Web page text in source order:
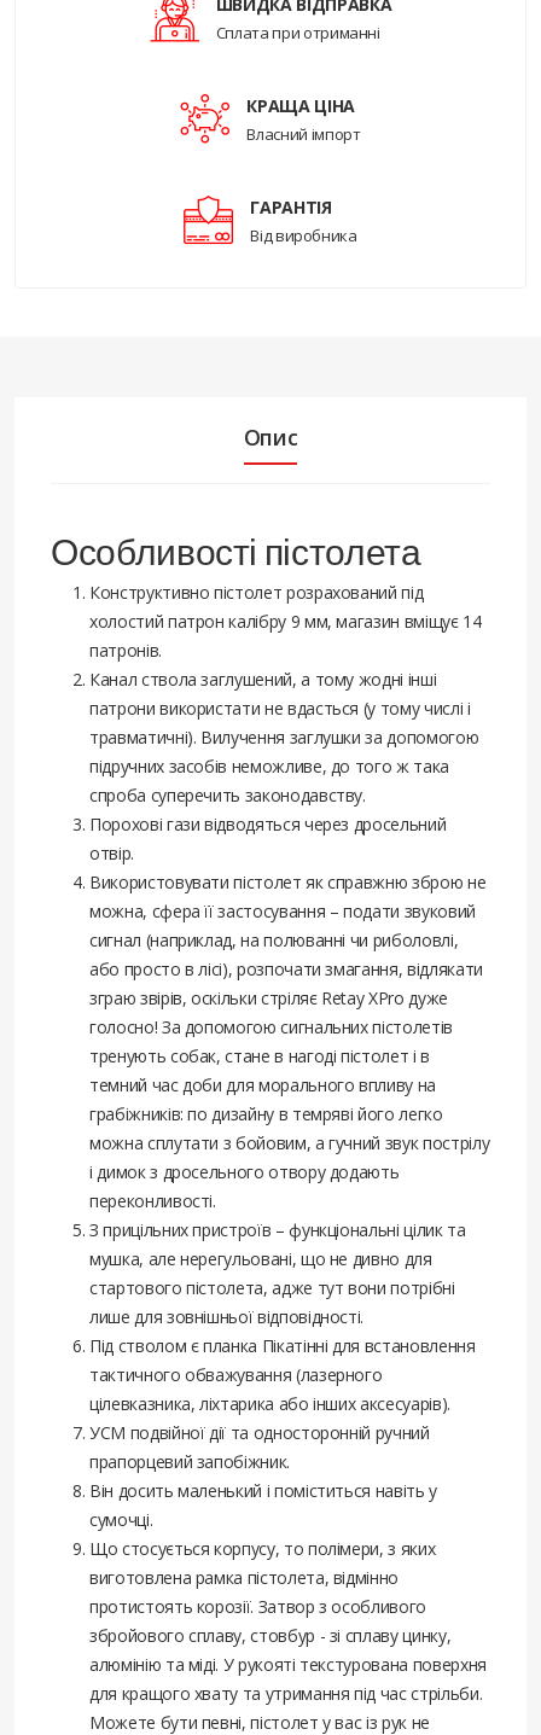
Сплата при отриманні
КРАЩА ЦІНА
Власний імпорт
ГАРАНТІЯ
Від виробника
Опис
Особливості пістолета
Конструктивно пістолет розрахований під
холостий патрон калібру 9 мм, магазин вміщує 14
патронів.
Канал ствола заглушений, а тому жодні інші
патрони використати не вдасться (у тому числі і
травматичні). Вилучення заглушки за допомогою
підручних засобів неможливе, до того ж така
спроба суперечить законодавству.
Порохові гази відводяться через дросельний
отвір.
Використовувати пістолет як справжню зброю не
можна, сфера її застосування – подати звуковий
сигнал (наприклад, на полюванні чи риболовлі,
або просто в лісі), розпочати змагання, відлякати
зграю звірів, оскільки стріляє Retay XPro дуже
голосно! За допомогою сигнальних пістолетів
тренують собак, стане в нагоді пістолет і в
темний час доби для морального впливу на
грабіжників: по дизайну в темряві його легко
можна сплутати з бойовим, а гучний звук пострілу
і димок з дросельного отвору додають
переконливості.
З прицільних пристроїв – функціональні цілик та
мушка, але нерегульовані, що не дивно для
стартового пістолета, адже тут вони потрібні
лише для зовнішньої відповідності.
Під стволом є планка Пікатінні для встановлення
тактичного обважування (лазерного
цілевказника, ліхтарика або інших аксесуарів).
УСМ подвійної дії та односторонній ручний
прапорцевий запобіжник.
Він досить маленький і поміститься навіть у
сумочці.
Що стосується корпусу, то полімери, з яких
виготовлена рамка пістолета, відмінно
протистоять корозії. Затвор з особливого
збройового сплаву, стовбур - зі сплаву цинку,
алюмінію та міді. У рукояті текстурована поверхня
для кращого хвату та утримання під час стрільби.
Можете бути певні, пістолет у вас із рук не